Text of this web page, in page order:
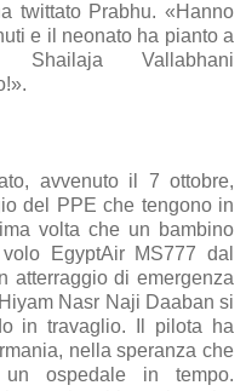
twittato Prabhu. «Hanno
e il neonato ha pianto a
Shailaja Vallabhani
».
avvenuto il 7 ottobre,
del PPE che tengono in
volta che un bambino
EgyptAir MS777 dal
atterraggio di emergenza
Nasr Naji Daaban si
in travaglio. Il pilota ha
nella speranza che
un ospedale in tempo.